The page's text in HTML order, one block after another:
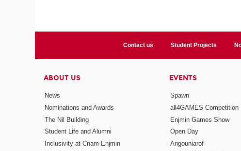
Contact us Student Projects
ABOUT US
News
Nominations and Awards
The Nil Building
Student Life and Alumni
Inclusivity at Cnam-Enjmin
EVENTS
Spawn
all4GAMES Competition
Enjmin Games Show
Open Day
Angouniarof